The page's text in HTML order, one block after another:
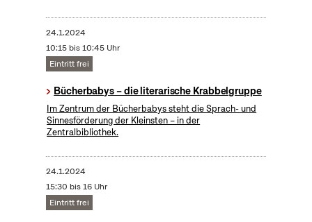
24.1.2024
10:15 bis 10:45 Uhr
Eintritt frei
Bücherbabys – die literarische Krabbelgruppe
Im Zentrum der Bücherbabys steht die Sprach- und
Sinnesförderung der Kleinsten – in der
Zentralbibliothek.
24.1.2024
15:30 bis 16 Uhr
Eintritt frei